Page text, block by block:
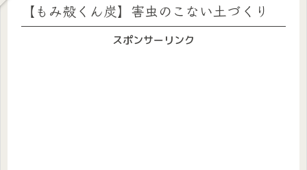
【もみ殻くん炭】害虫のこない土づくり
スポンサーリンク